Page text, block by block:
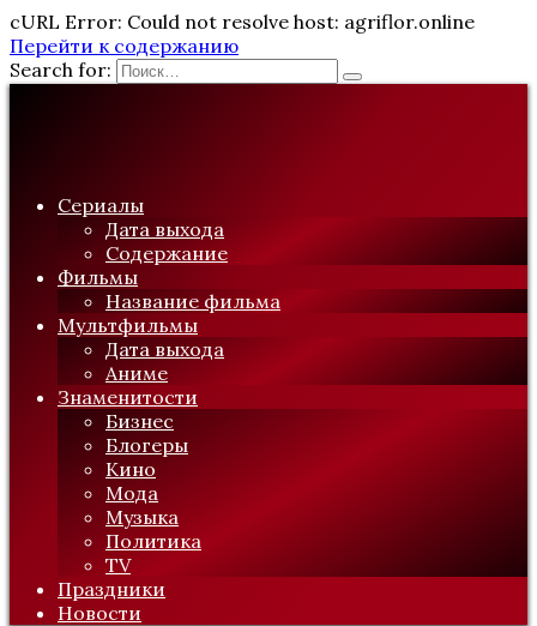
cURL Error: Could not resolve host: agriflor.online
Перейти к содержанию
Search for:
Сериалы
Дата выхода
Содержание
Фильмы
Название фильма
Мультфильмы
Дата выхода
Аниме
Знаменитости
Бизнес
Блогеры
Кино
Мода
Музыка
Политика
TV
Праздники
Новости